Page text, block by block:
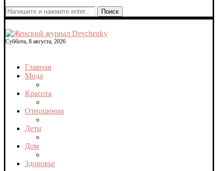
Поиск
Суббота, 8 августа, 2026
Главная
Мода
Красота
Отношения
Дети
Дом
Здоровье